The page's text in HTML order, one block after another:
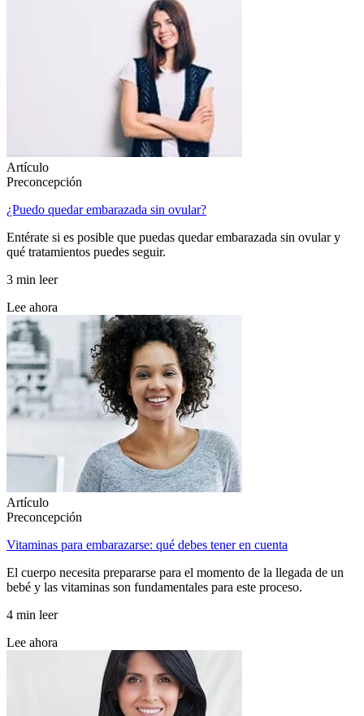
Artículo
Preconcepción
¿Puedo quedar embarazada sin ovular?
Entérate si es posible que puedas quedar embarazada sin ovular y
qué tratamientos puedes seguir.
3 min leer
Lee ahora
Artículo
Preconcepción
Vitaminas para embarazarse: qué debes tener en cuenta
El cuerpo necesita prepararse para el momento de la llegada de un
bebé y las vitaminas son fundamentales para este proceso.
4 min leer
Lee ahora